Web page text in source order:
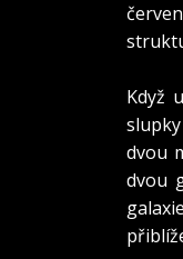
Když
dvou
dvou